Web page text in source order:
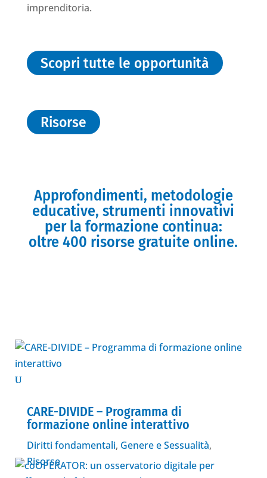
imprenditoria.
Scopri tutte le opportunità
Risorse
Approfondimenti, metodologie
educative, strumenti innovativi
per la formazione continua:
oltre 400 risorse gratuite online.
CARE-DIVIDE – Programma di
formazione online interattivo
Diritti fondamentali, Genere e Sessualità,
Risorse